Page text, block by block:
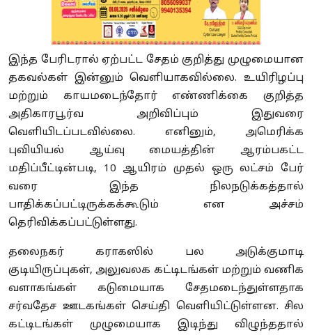
இந்த பேரிடரால் ஏற்பட்ட சேதம் குறித்து முழுமையான
தகவல்கள் இன்னும் வெளியாகவில்லை. உயிரிழப்பு
மற்றும் காயமடைந்தோர் எண்ணிக்கை குறித்த
அதிகாரபூர்வ அறிவிப்பும் இதுவரை
வெளியிடப்படவில்லை. எனினும், அமெரிக்க
புவியியல் ஆய்வு மையத்தின் ஆரம்பகட்ட
மதிப்பீட்டின்படி, 10 ஆயிரம் முதல் ஒரு லட்சம் பேர்
வரை இந்த நிலநடுக்கத்தால்
பாதிக்கப்பட்டிருக்கக்கூடும் என அச்சம்
தெரிவிக்கப்பட்டுள்ளது.
தலைநகர் கராகஸில் பல அடுக்குமாடி
குடியிருப்புகள், அலுவலக கட்டிடங்கள் மற்றும் வணிக
வளாகங்கள் கடுமையாக சேதமடைந்துள்ளதாக
சர்வதேச ஊடகங்கள் செய்தி வெளியிட்டுள்ளன. சில
கட்டிடங்கள் முழுமையாக இடிந்து விழுந்ததால்